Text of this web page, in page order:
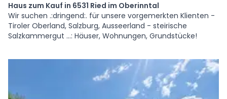
Haus zum Kauf in 6531 Ried im Oberinntal
Wir suchen .:dringend:. für unsere vorgemerkten Klienten -
Tiroler Oberland, Salzburg, Ausseerland - steirische
Salzkammergut ...: Häuser, Wohnungen, Grundstücke!